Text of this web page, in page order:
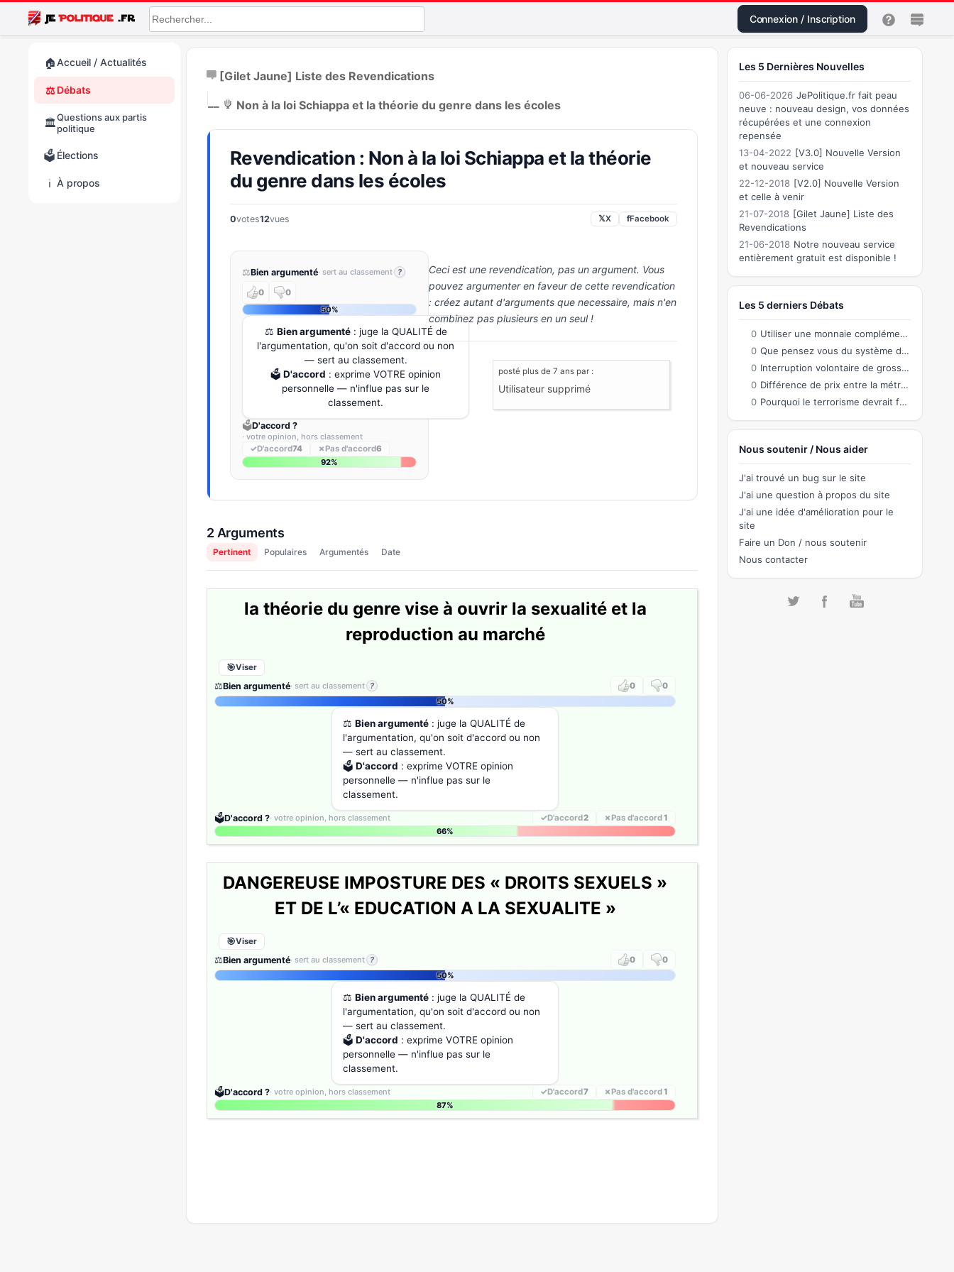
Connexion / Inscription
🏠Accueil / Actualités
⚖️ Débats
🏛️Questions aux partis
politique
🗳️ Élections
ℹ️ À propos
[Gilet Jaune] Liste des Revendications
Non à la loi Schiappa et la théorie du genre dans les écoles
Revendication : Non à la loi Schiappa et la théorie
du genre dans les écoles
0votes12vues 𝕏X fFacebook
⚖️Bien argumenté· sert au classement ?
0
0
50%
⚖️ Bien argumenté: juge la QUALITÉ de
l'argumentation, qu'on soit d'accord ou non
— sert au classement.
🗳️ D'accord : exprime VOTRE opinion
personnelle — n'influe pas sur le
classement.
🗳️D'accord ?
· votre opinion, hors classement
✓D'accord74 ✗ Pas d'accord6
92%
Ceci est une revendication, pas un argument. Vous
pouvez argumenter en faveur de cette revendication
: créez autant d'arguments que necessaire, mais n'en
combinez pas plusieurs en un seul !
posté plus de 7 ans par :
Utilisateur supprimé
2 Arguments
Pertinent Populaires Argumentés Date
la théorie du genre vise à ouvrir la sexualité et la
reproduction au marché
Viser
⚖️Bien argumenté· sert au classement ? 0
0
50%
⚖️ Bien argumenté : juge la QUALITÉ de
l'argumentation, qu'on soit d'accord ou non
— sert au classement.
🗳️ D'accord : exprime VOTRE opinion
personnelle — n'influe pas sur le
classement.
🗳️D'accord ?· votre opinion, hors classement ✓D'accord2 ✗ Pas d'accord1
66%
DANGEREUSE IMPOSTURE DES « DROITS SEXUELS »
ET DE L’« EDUCATION A LA SEXUALITE »
Viser
⚖️Bien argumenté· sert au classement ? 0
0
50%
⚖️ Bien argumenté : juge la QUALITÉ de
l'argumentation, qu'on soit d'accord ou non
— sert au classement.
🗳️ D'accord : exprime VOTRE opinion
personnelle — n'influe pas sur le
classement.
🗳️D'accord ?· votre opinion, hors classement ✓D'accord7 ✗ Pas d'accord1
87%
Les 5 Dernières Nouvelles
06-06-2026 JePolitique.fr fait peau
neuve : nouveau design, vos données
récupérées et une connexion
repensée
13-04-2022 [V3.0] Nouvelle Version
et nouveau service
22-12-2018 [V2.0] Nouvelle Version
et celle à venir
21-07-2018 [Gilet Jaune] Liste des
Revendications
21-06-2018 Notre nouveau service
entièrement gratuit est disponible !
Les 5 derniers Débats
0 Utiliser une monnaie complémentaire co-créée par les citoyens permettant des échanges
0 Que pensez vous du système de connection sur le site?
0 Interruption volontaire de grossesse
0 Différence de prix entre la métropole et l'Outre-Mer
0 Pourquoi le terrorisme devrait faire partie de notre quotidien ?
Nous soutenir / Nous aider
J'ai trouvé un bug sur le site
J'ai une question à propos du site
J'ai une idée d'amélioration pour le
site
Faire un Don / nous soutenir
Nous contacter